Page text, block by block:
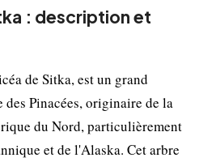
: description et
de Sitka, est un grand
Pinacées, originaire de la
du Nord, particulièrement
et de l'Alaska. Cet arbre